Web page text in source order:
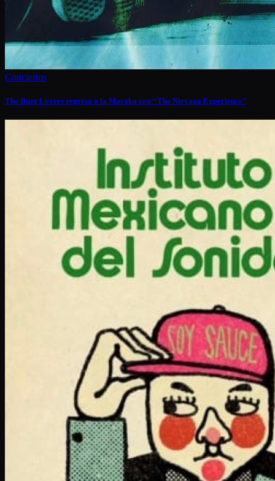
Conciertos
The Buzz Lovers regresa a la Maraka con “The Nirvana Experience”